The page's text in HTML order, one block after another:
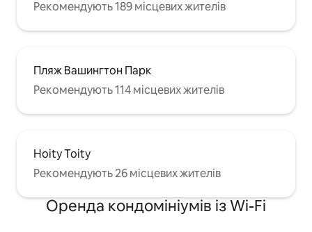
Рекомендують 189 місцевих жителів
Пляж Вашингтон Парк
Рекомендують 114 місцевих жителів
Hoity Toity
Рекомендують 26 місцевих жителів
Оренда кондомініумів із Wi-Fi